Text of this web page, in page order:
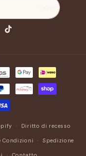
Registro
TikTok
Diritto di recesso
Condizioni Spedizione